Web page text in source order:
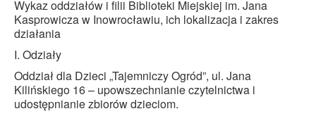
Wykaz oddziałów i filii Biblioteki Miejskiej im. Jana
Kasprowicza w Inowrocławiu, ich lokalizacja i zakres
działania
I. Odziały
Oddział dla Dzieci „Tajemniczy Ogród”, ul. Jana
Kilińskiego 16 – upowszechnianie czytelnictwa i
udostępnianie zbiorów dzieciom.